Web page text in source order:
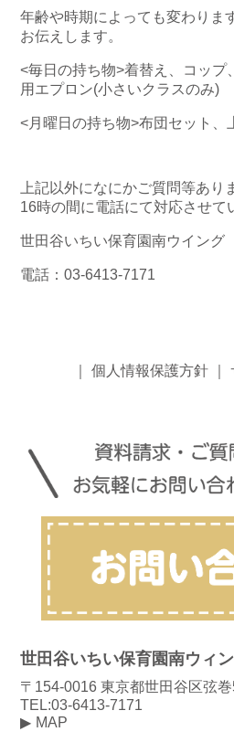
年齢や時期によっても変わりま
お伝えします。
<毎日の持ち物>着替え、コップ
用エプロン(小さいクラスのみ)
<月曜日の持ち物>布団セット、
上記以外になにかご質問等あり
16時の間に電話にて対応させて
世田谷いちい保育園南ウイング
電話：03-6413-7171
個人情報保護方針
世田谷いちい保育園南ウィ
〒154-0016 東京都世田谷区弦
TEL:03-6413-7171
MAP